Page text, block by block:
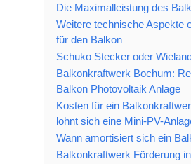
Die Maximalleistung des
Weitere technische Aspekte
für den Balkon
Schuko Stecker oder
Balkonkraftwerk Bochum:
Balkon Photovoltaik Anlage
Kosten für ein
lohnt sich eine Mini-PV-
Wann amortisiert sich ein
Balkonkraftwerk Förderung